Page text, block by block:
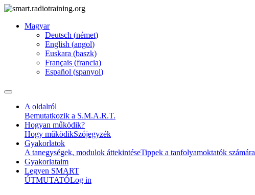
Magyar
Deutsch (német)
English (angol)
Euskara (baszk)
Français (francia)
Español (spanyol)
A oldalról
Bemutatkozik a S.M.A.R.T.
Hogyan működik?
Hogy működikSzójegyzék
Gyakorlatok
A tanegységek, modulok áttekintéseTippek a tanfolyamoktatók számára
Gyakorlataim
Legyen SMART
ÚTMUTATÓLog in